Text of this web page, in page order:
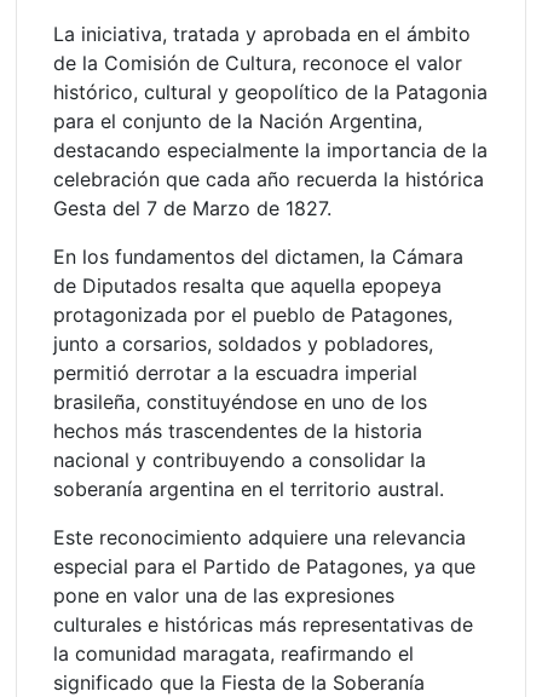
La iniciativa, tratada y aprobada en el ámbito
de la Comisión de Cultura, reconoce el valor
histórico, cultural y geopolítico de la Patagonia
para el conjunto de la Nación Argentina,
destacando especialmente la importancia de la
celebración que cada año recuerda la histórica
Gesta del 7 de Marzo de 1827.
En los fundamentos del dictamen, la Cámara
de Diputados resalta que aquella epopeya
protagonizada por el pueblo de Patagones,
junto a corsarios, soldados y pobladores,
permitió derrotar a la escuadra imperial
brasileña, constituyéndose en uno de los
hechos más trascendentes de la historia
nacional y contribuyendo a consolidar la
soberanía argentina en el territorio austral.
Este reconocimiento adquiere una relevancia
especial para el Partido de Patagones, ya que
pone en valor una de las expresiones
culturales e históricas más representativas de
la comunidad maragata, reafirmando el
significado que la Fiesta de la Soberanía